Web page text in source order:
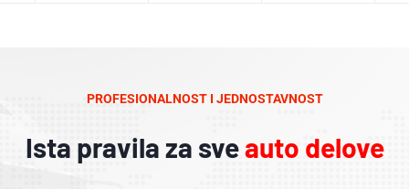
PROFESIONALNOST I JEDNOSTAVNOST
Ista pravila za sveauto delove